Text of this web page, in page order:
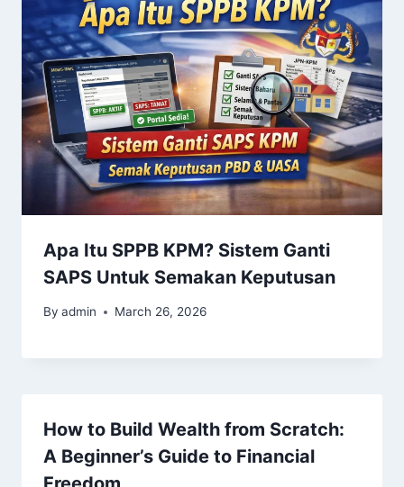
Apa Itu SPPB KPM? Sistem Ganti
SAPS Untuk Semakan Keputusan
By admin March 26, 2026
How to Build Wealth from Scratch:
A Beginner’s Guide to Financial